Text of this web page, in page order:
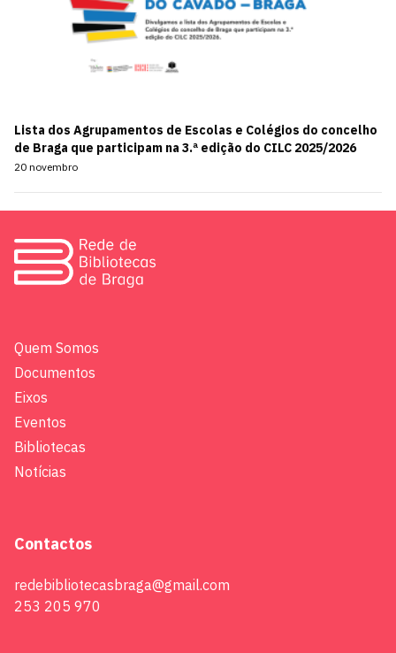
Lista dos Agrupamentos de Escolas e Colégios do concelho
de Braga que participam na 3.ª edição do CILC 2025/2026
20 novembro
Quem Somos
Documentos
Eixos
Eventos
Bibliotecas
Notícias
Contactos
redebibliotecasbraga@gmail.com
253 205 970